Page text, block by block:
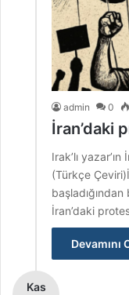
admin 0
İran’daki
Irak’lı
(Türkçe
İran’daki
Devamını
Kas